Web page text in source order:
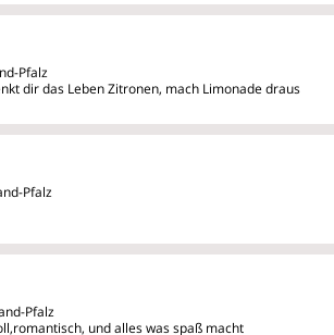
Pfalz
dir das Leben Zitronen, mach Limonade draus
Pfalz
Pfalz
und alles was spaß macht